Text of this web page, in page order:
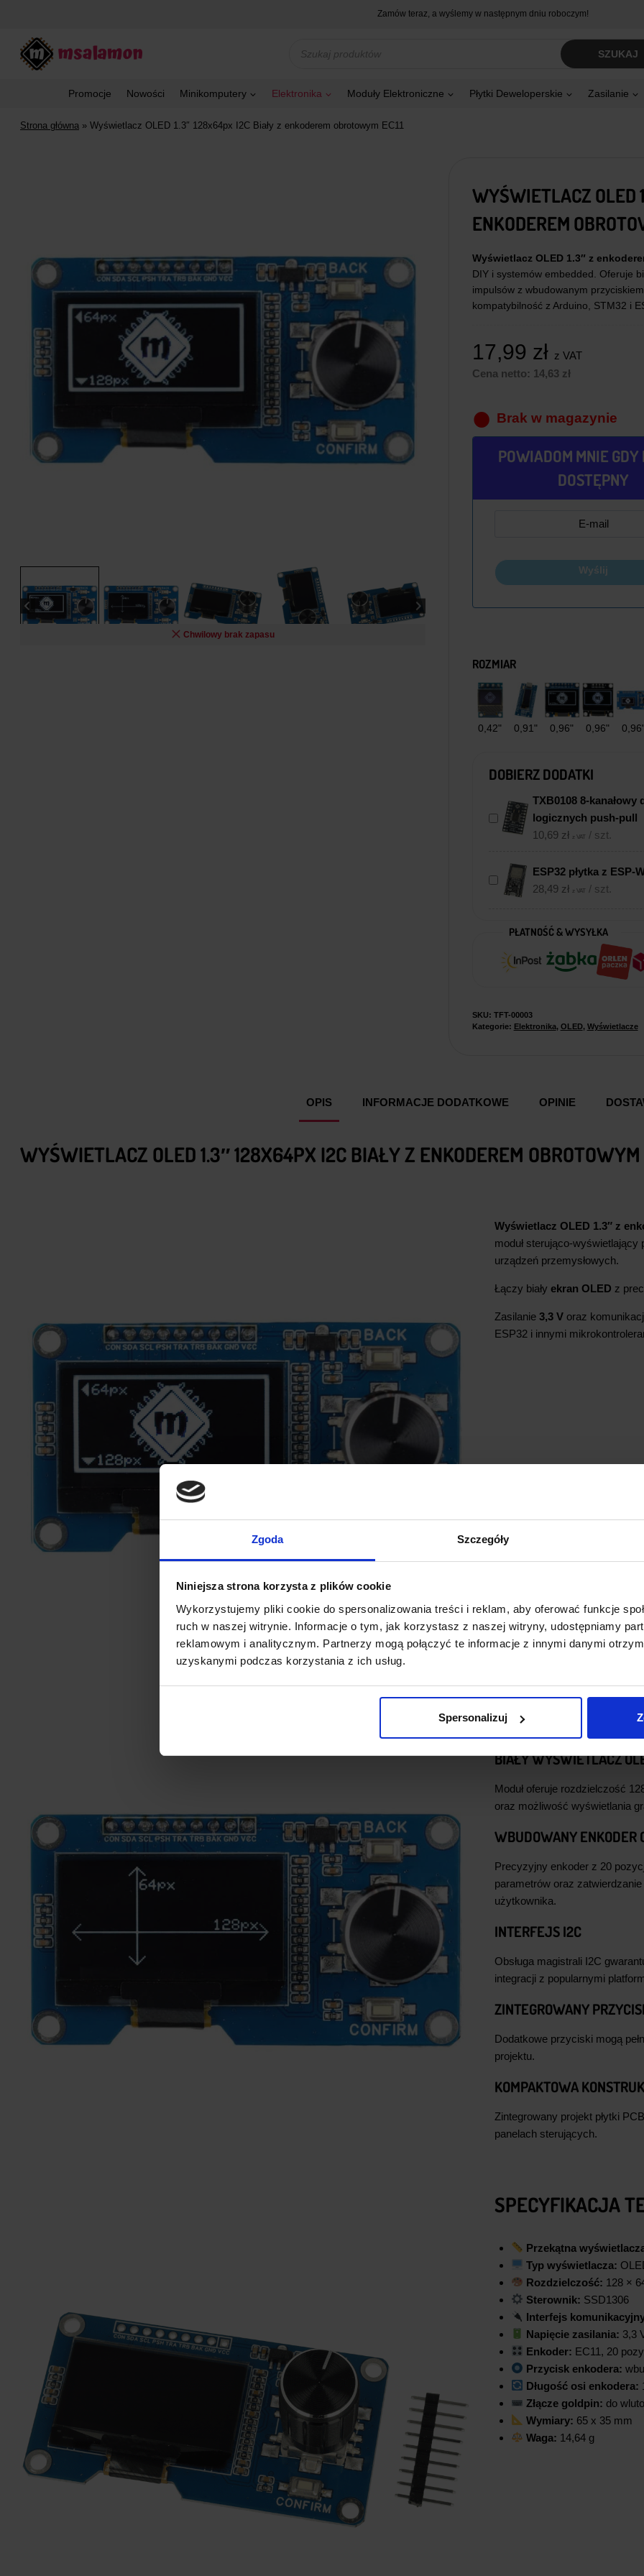
Zgoda Szczegóły
Niniejsza strona korzysta z plików cookie
Wykorzystujemy pliki cookie do spersonalizowania treści i reklam, aby oferować funkcje
ruch w naszej witrynie. Informacje o tym, jak korzystasz z naszej witryny, udostępniamy
reklamowym i analitycznym. Partnerzy mogą połączyć te informacje z innymi danymi
uzyskanymi podczas korzystania z ich usług.
Spersonalizuj
Zamów teraz, a wyślemy w następnym dniu roboczym!
produktów
SZUKAJ
Promocje Nowości Minikomputery Elektronika Moduły Elektroniczne Płytki Deweloperskie Zasilanie
Strona główna » Wyświetlacz OLED 1.3″ 128x64px I2C Biały z enkoderem obrotowym EC11
Chwilowy brak zapasu
WYŚWIETLACZ OLED
ENKODEREM
Wyświetlacz OLED 1.3″ z
DIY i systemów embedded. Oferuje
impulsów z wbudowanym
kompatybilność z Arduino, STM32 i
17,99 zł z VAT
Cena netto: 14,63 zł
Brak w magazynie
POWIADOM MNIE GDY
DOSTĘPNY
Wyślij
ROZMIAR
0,42" 0,91" 0,96" 0,96" 0,96"
DOBIERZ DODATKI
TXB0108 8-
logicznych push-pull
10,69 zł z VAT / szt.
ESP32 płytka z ESP-
28,49 zł z VAT / szt.
PŁATNOŚĆ & WYSYŁKA
SKU: TFT-00003
Kategorie: Elektronika, OLED, Wyświetlacze
OPIS INFORMACJE DODATKOWE OPINIE
WYŚWIETLACZ OLED 1.3″ 128X64PX I2C BIAŁY Z ENKODEREM OBROTOWYM
Wyświetlacz OLED 1.3″ z
moduł sterująco-
urządzeń przemysłowych.
Łączy biały ekran OLED z
Zasilanie 3,3 V oraz
ESP32 i innymi
GŁÓWNE CECHY
BIAŁY WYŚWIETLACZ
Moduł oferuje rozdzielczość
oraz możliwość wyświetlania
WBUDOWANY ENKODER
Precyzyjny enkoder z 20
parametrów oraz
użytkownika.
INTERFEJS I2C
Obsługa magistrali I2C
integracji z popularnymi
ZINTEGROWANY
Dodatkowe przyciski mogą
projektu.
KOMPAKTOWA
Zintegrowany projekt płytki
panelach sterujących.
SPECYFIKACJA
Przekątna
Typ wyświetlacza:
Rozdzielczość: 128 ×
Sterownik: SSD1306
Interfejs
Napięcie zasilania: 3,3
Enkoder: EC11, 20
Przycisk enkodera:
Długość osi enkodera:
Złącze goldpin: do
Wymiary: 65 x 35 mm
Waga: 14,64 g